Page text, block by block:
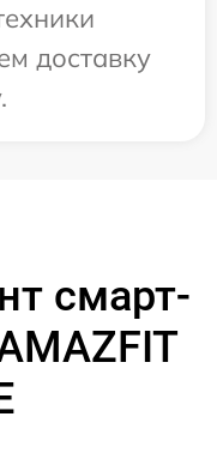
доставку
смарт-